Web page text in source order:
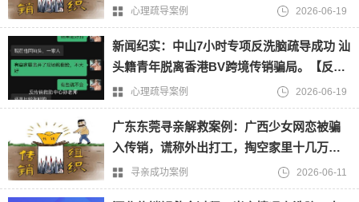
中心】心理疏导案例 2026-06-19
新闻纪实：中山7小时专项反洗脑疏导成功 汕
头籍青年脱离香港BV跨境传销骗局。【反传
销救助中心】
心理疏导案例 2026-06-19
广东东莞寻亲解救案例：广西少女网恋被骗
入传销，谎称外出打工，掏空家里十几万积
蓄终被找回。【反传销救助中心】
寻亲成功案例 2026-06-11